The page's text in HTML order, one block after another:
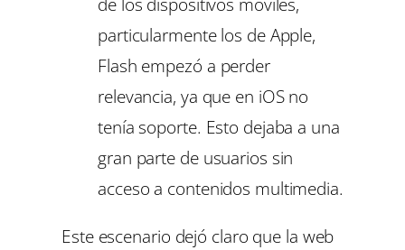
particularmente los de Apple,
Flash empezó a perder
relevancia, ya que en iOS no
tenía soporte. Esto dejaba a una
gran parte de usuarios sin
acceso a contenidos multimedia.
Este escenario dejó claro que la web